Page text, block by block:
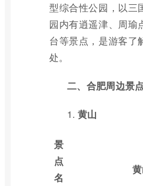
型综合性公园，以三
园内有逍遥津、周瑜
台等景点，是游客了
处。
二、合肥周边景点
1. 黄山
景
点
名